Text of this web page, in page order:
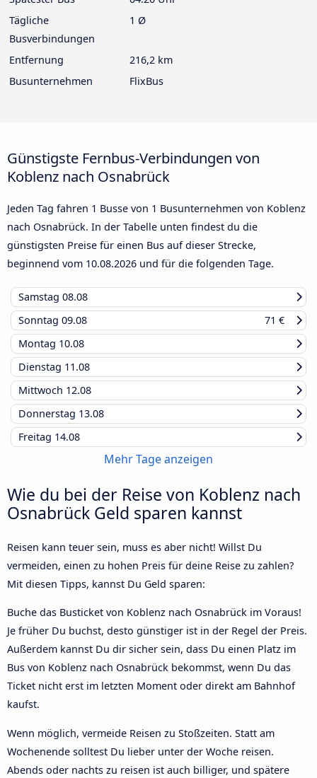
Tägliche
Busverbindungen
1 Ø
Entfernung
216,2 km
Busunternehmen
FlixBus
Günstigste Fernbus-Verbindungen von
Koblenz nach Osnabrück
Jeden Tag fahren 1 Busse von 1 Busunternehmen von Koblenz
nach Osnabrück. In der Tabelle unten findest du die
günstigsten Preise für einen Bus auf dieser Strecke,
beginnend vom 10.08.2026 und für die folgenden Tage.
Samstag 08.08
Sonntag 09.08
71 €
Montag 10.08
Dienstag 11.08
Mittwoch 12.08
Donnerstag 13.08
Freitag 14.08
Mehr Tage anzeigen
Wie du bei der Reise von Koblenz nach
Osnabrück Geld sparen kannst
Reisen kann teuer sein, muss es aber nicht! Willst Du
vermeiden, einen zu hohen Preis für deine Reise zu zahlen?
Mit diesen Tipps, kannst Du Geld sparen:
Buche das Busticket von Koblenz nach Osnabrück im Voraus!
Je früher Du buchst, desto günstiger ist in der Regel der Preis.
Außerdem kannst Du dir sicher sein, dass Du einen Platz im
Bus von Koblenz nach Osnabrück bekommst, wenn Du das
Ticket nicht erst im letzten Moment oder direkt am Bahnhof
kaufst.
Wenn möglich, vermeide Reisen zu Stoßzeiten. Statt am
Wochenende solltest Du lieber unter der Woche reisen.
Abends oder nachts zu reisen ist auch billiger, und spätere